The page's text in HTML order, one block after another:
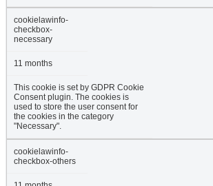
cookielawinfo-
checkbox-
necessary
11 months
This cookie is set by GDPR Cookie
Consent plugin. The cookies is
used to store the user consent for
the cookies in the category
"Necessary".
cookielawinfo-
checkbox-others